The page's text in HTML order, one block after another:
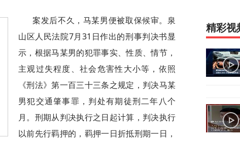
案发后不久，马某男便被取保候审。泉
山区人民法院7月31日作出的刑事判决书显
示，根据马某男的犯罪事实、性质、情节，
主观过失程度、社会危害性大小等，依照
《刑法》第一百三十三条之规定，判决马某
男犯交通肇事罪，判处有期徒刑二年八个
月。刑期从判决执行之日起计算，判决执行
以前先行羁押的，羁押一日折抵刑期一日，
精彩视